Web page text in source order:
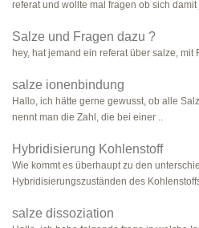
referat und wollte mal fragen ob sich
Salze und Fragen dazu ?
hey, hat jemand ein referat über salze, mit
salze ionenbindung
Hallo, ich hätte gerne gewusst, ob alle
nennt man die Zahl, die bei einer ..
Hybridisierung Kohlenstoff
Wie kommt es überhaupt zu den
Hybridisierungszuständen des
salze dissoziation